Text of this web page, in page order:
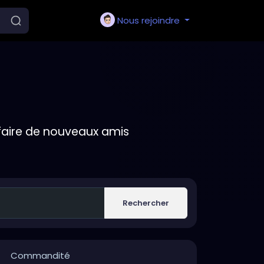
Nous rejoindre
de nouveaux amis
Rechercher
Commandité